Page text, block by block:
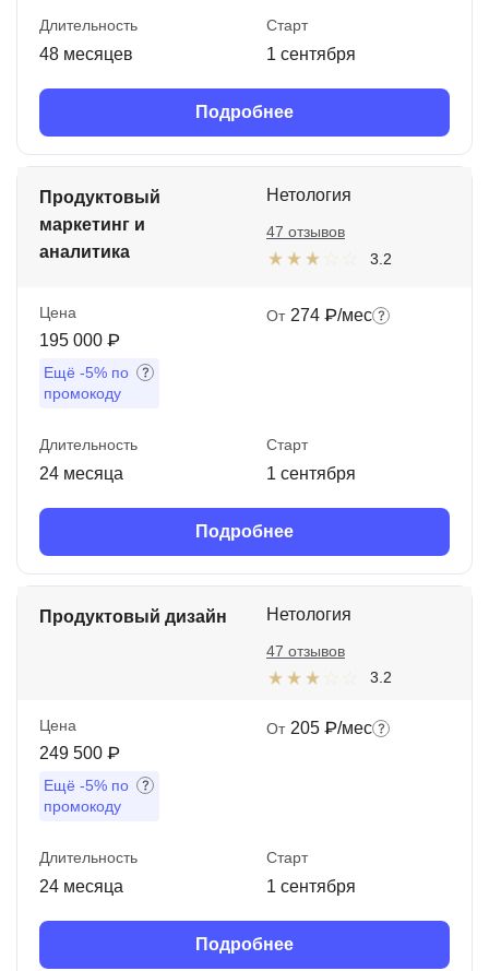
Длительность
48 месяцев
Старт
1 сентября
Подробнее
Продуктовый
маркетинг и
аналитика
Нетология
3.2
47 отзывов
Цена
195 000 ₽
Ещё -5% по
промокоду
От 274 ₽/мес
Длительность
24 месяца
Старт
1 сентября
Подробнее
Продуктовый дизайн Нетология
3.2
47 отзывов
Цена
249 500 ₽
Ещё -5% по
промокоду
От 205 ₽/мес
Длительность
24 месяца
Старт
1 сентября
Подробнее